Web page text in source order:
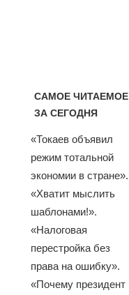
САМОЕ ЧИТАЕМОЕ
ЗА СЕГОДНЯ
«Токаев объявил
режим тотальной
экономии в стране».
«Хватит мыслить
шаблонами!».
«Налоговая
перестройка без
права на ошибку».
«Почему президент